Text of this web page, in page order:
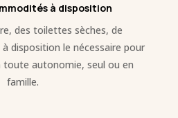
à disposition
des toilettes sèches, de
disposition le nécessaire pour
toute autonomie, seul ou en
famille.